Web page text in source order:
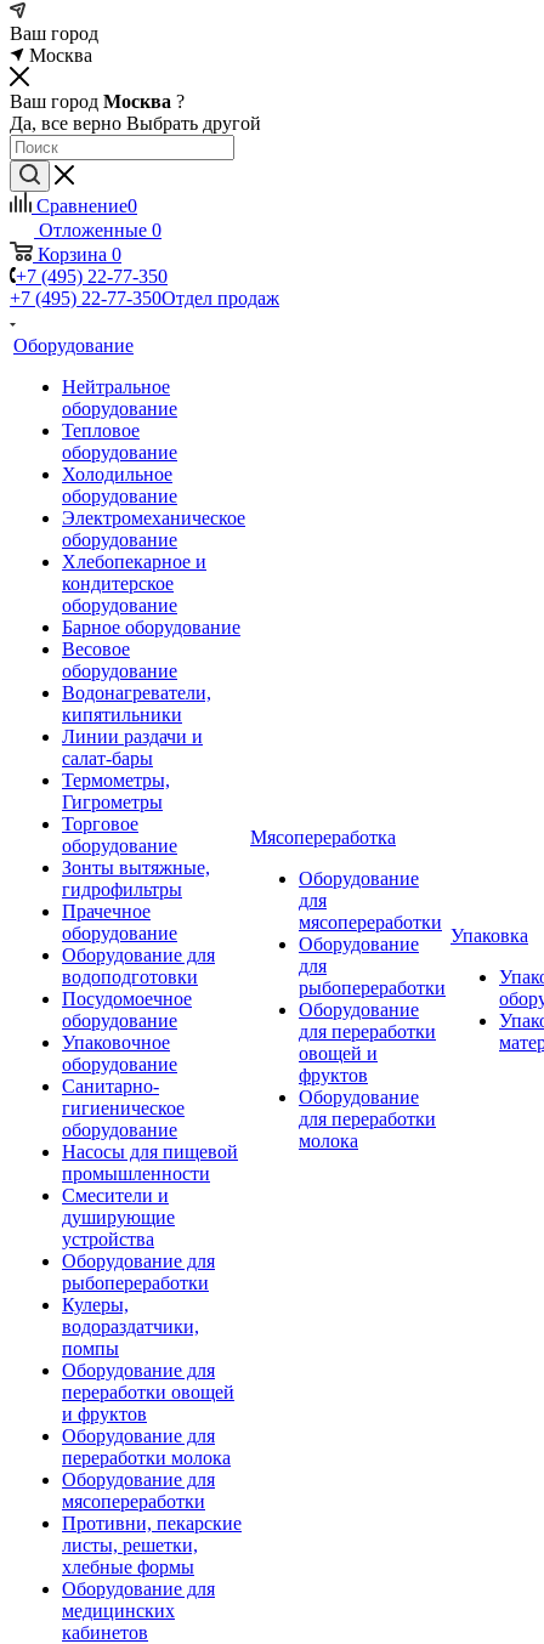
Ваш город
Москва
Ваш город Москва ?
Да, все верно Выбрать другой
Сравнение0
Отложенные 0
Корзина 0
+7 (495) 22-77-350
+7 (495) 22-77-350Отдел продаж
Оборудование
Нейтральное
оборудование
Тепловое
оборудование
Холодильное
оборудование
Электромеханическое
оборудование
Хлебопекарное и
кондитерское
оборудование
Барное оборудование
Весовое
оборудование
Водонагреватели,
кипятильники
Линии раздачи и
салат-бары
Термометры,
Гигрометры
Торговое
оборудование
Зонты вытяжные,
гидрофильтры
Прачечное
оборудование
Оборудование для
водоподготовки
Посудомоечное
оборудование
Упаковочное
оборудование
Санитарно-
гигиеническое
оборудование
Насосы для пищевой
промышленности
Смесители и
душирующие
устройства
Оборудование для
рыбопереработки
Кулеры,
водораздатчики,
помпы
Оборудование для
переработки овощей
и фруктов
Оборудование для
переработки молока
Оборудование для
мясопереработки
Противни, пекарские
листы, решетки,
хлебные формы
Оборудование для
медицинских
кабинетов
Мясопереработка
Оборудование
для
мясопереработки
Оборудование
для
рыбопереработки
Оборудование
для переработки
овощей и
фруктов
Оборудование
для переработки
молока
Упаковка